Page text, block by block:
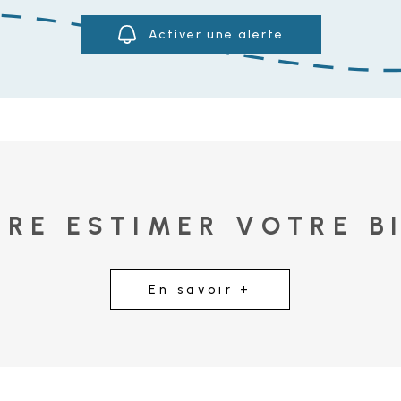
Activer une alerte
ESTIMER VOTRE
En savoir +